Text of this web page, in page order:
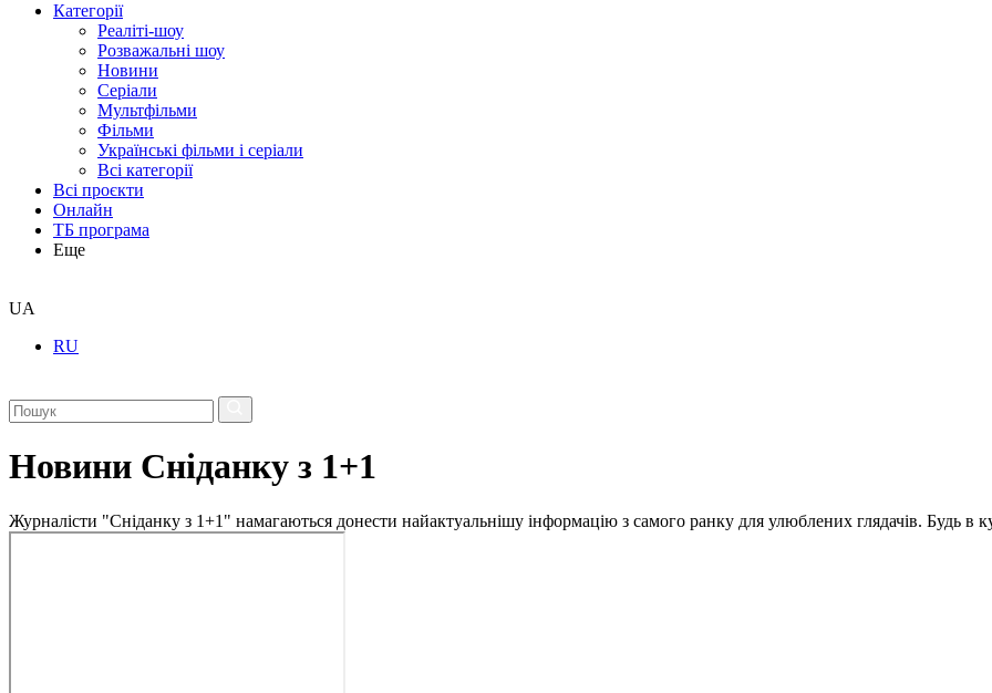
Категорії
Реаліті-шоу
Розважальні шоу
Новини
Серіали
Мультфільми
Фільми
Українські фільми і серіали
Всі категорії
Всі проєкти
Онлайн
ТБ програма
Еще
UA
RU
Новини Сніданку з 1+1
Журналісти "Сніданку з 1+1" намагаються донести найактуальнішу інформацію з самого ранку для улюблених глядачів. Будь в